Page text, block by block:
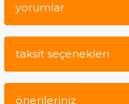
yorumlar
taksit seçenekleri
önerileriniz